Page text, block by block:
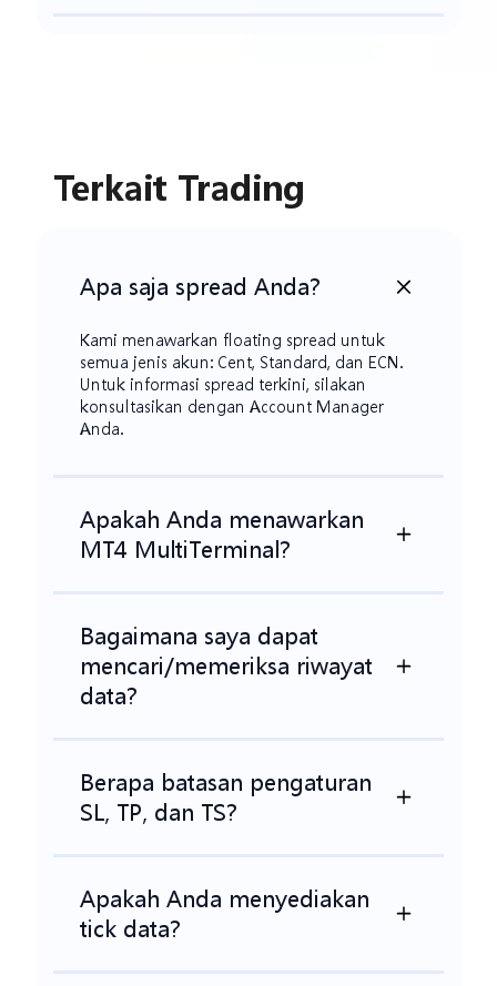
Terkait Trading
Apa saja spread Anda?
Kami menawarkan floating spread untuk
semua jenis akun: Cent, Standard, dan ECN.
Untuk informasi spread terkini, silakan
konsultasikan dengan Account Manager
Anda.
Apakah Anda menawarkan
MT4 MultiTerminal?
Bagaimana saya dapat
mencari/memeriksa riwayat
data?
Berapa batasan pengaturan
SL, TP, dan TS?
Apakah Anda menyediakan
tick data?